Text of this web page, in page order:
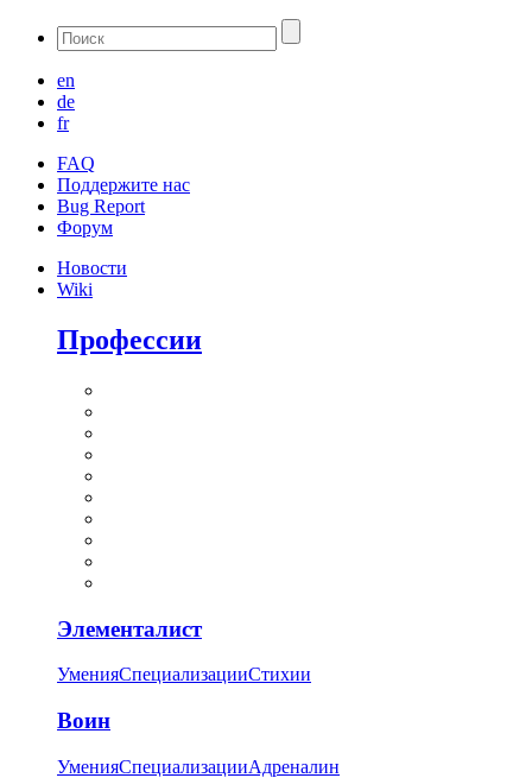
en
de
fr
FAQ
Поддержите нас
Bug Report
Форум
Новости
Wiki
Профессии
Элементалист
УменияСпециализацииСтихии
Воин
УменияСпециализацииАдреналин